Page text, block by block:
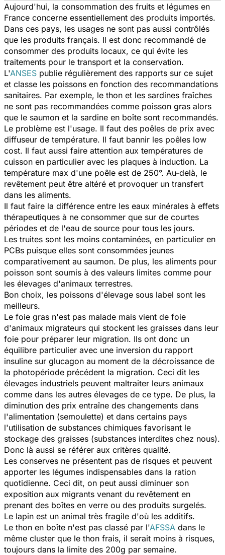
Aujourd'hui, la consommation des fruits et légumes en
France concerne essentiellement des produits importés.
Dans ces pays, les usages ne sont pas aussi contrôlés
que les produits français. Il est donc recommandé de
consommer des produits locaux, ce qui évite les
traitements pour le transport et la conservation.
L'ANSES publie régulièrement des rapports sur ce sujet
et classe les poissons en fonction des recommandations
sanitaires. Par exemple, le thon et les sardines fraîches
ne sont pas recommandées comme poisson gras alors
que le saumon et la sardine en boîte sont recommandés.
Le problème est l'usage. Il faut des poêles de prix avec
diffuseur de température. Il faut bannir les poêles low
cost. Il faut aussi faire attention aux températures de
cuisson en particulier avec les plaques à induction. La
température max d'une poêle est de 250°. Au-delà, le
revêtement peut être altéré et provoquer un transfert
dans les aliments.
Il faut faire la différence entre les eaux minérales à effets
thérapeutiques à ne consommer que sur de courtes
périodes et de l'eau de source pour tous les jours.
Les truites sont les moins contaminées, en particulier en
PCBs puisque elles sont consommées jeunes
comparativement au saumon. De plus, les aliments pour
poisson sont soumis à des valeurs limites comme pour
les élevages d'animaux terrestres.
Bon choix, les poissons d'élevage sous label sont les
meilleurs.
Le foie gras n'est pas malade mais vient de foie
d'animaux migrateurs qui stockent les graisses dans leur
foie pour préparer leur migration. Ils ont donc un
équilibre particulier avec une inversion du rapport
insuline sur glucagon au moment de la décroissance de
la photopériode précédent la migration. Ceci dit les
élevages industriels peuvent maltraiter leurs animaux
comme dans les autres élevages de ce type. De plus, la
diminution des prix entraîne des changements dans
l'alimentation (semoulette) et dans certains pays
l'utilisation de substances chimiques favorisant le
stockage des graisses (substances interdites chez nous).
Donc là aussi se référer aux critères qualité.
Les conserves ne présentent pas de risques et peuvent
apporter les légumes indispensables dans la ration
quotidienne. Ceci dit, on peut aussi diminuer son
exposition aux migrants venant du revêtement en
prenant des boîtes en verre ou des produits surgelés.
Le lapin est un animal très fragile d'où les additifs.
Le thon en boîte n'est pas classé par l'AFSSA dans le
même cluster que le thon frais, il serait moins à risques,
toujours dans la limite des 200g par semaine.